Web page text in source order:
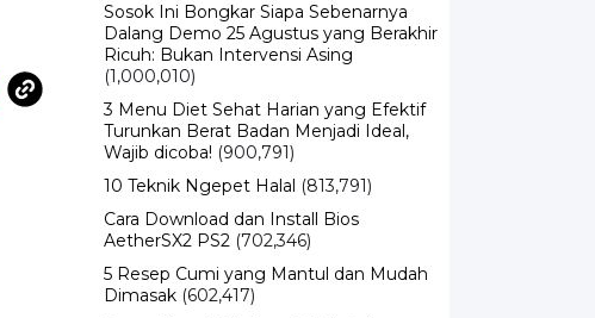
Ricuh: Bukan Intervensi Asing
(1,000,010)
3 Menu Diet Sehat Harian yang Efektif
Wajib dicoba! (900,791)
10 Teknik Ngepet Halal
Cara Download dan Install Bios
5 Resep Cumi yang Mantul dan Mudah
Super Show 10 Jakarta 2025: Cek